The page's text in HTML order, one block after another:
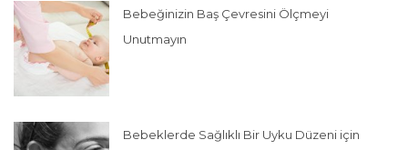
Bebeğinizin Baş Çevresini Ölçmeyi
Unutmayın
Bebeklerde Sağlıklı Bir Uyku Düzeni için